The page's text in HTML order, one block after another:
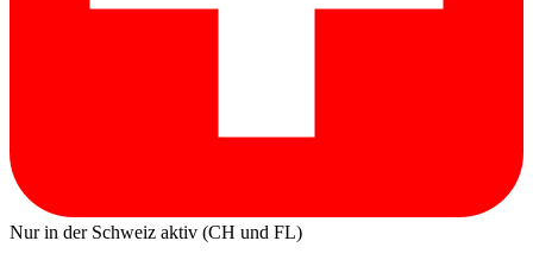
Nur in der Schweiz aktiv (CH und FL)